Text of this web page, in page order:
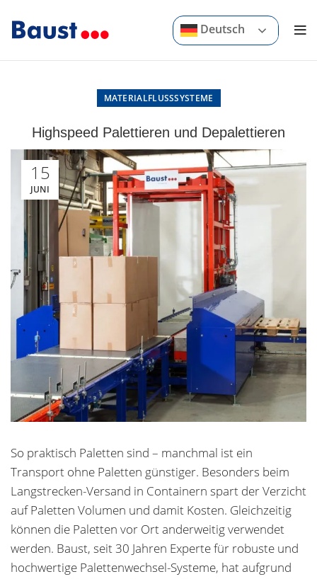
Deutsch
MATERIALFLUSSSYSTEME
Highspeed Palettieren und Depalettieren
15
JUNI
So praktisch Paletten sind – manchmal ist ein
Transport ohne Paletten günstiger. Besonders beim
Langstrecken-Versand in Containern spart der Verzicht
auf Paletten Volumen und damit Kosten. Gleichzeitig
können die Paletten vor Ort anderweitig verwendet
werden. Baust, seit 30 Jahren Experte für robuste und
hochwertige Palettenwechsel-Systeme, hat aufgrund